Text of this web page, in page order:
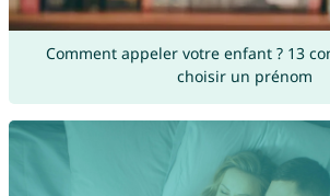
Comment appeler votre enfant ? 13
choisir un prénom